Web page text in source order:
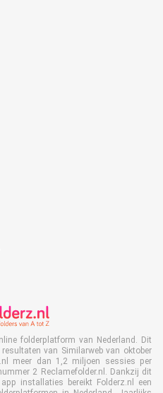
folderplatform van Nederland. Dit
van Similarweb van oktober
meer dan 1,2 miljoen sessies per
2 Reclamefolder.nl. Dankzij dit
installaties bereikt Folderz.nl een